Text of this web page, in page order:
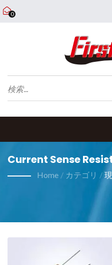
0
Current Sense
Resistor メーカー |
Home / カテゴリ /